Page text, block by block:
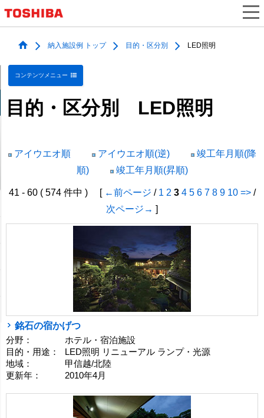
納入施設例 トップ 目的・区分別 LED照明
コンテンツメニュー
目的・区分別 LED照明
アイウエオ順 アイウエオ順(逆)
竣工年月順(降
順)
竣工年月順(昇順)
41 - 60 ( 574 件中 ) [ ←前ページ / 1 2 3 4 5 6 7 8 9 10 =>/
次ページ→ ]
銘石の宿かげつ
分野：
ホテル・宿泊施設
目的・用途：
LED照明 リニューアル ランプ・光源
地域：
甲信越/北陸
更新年：
2010年4月